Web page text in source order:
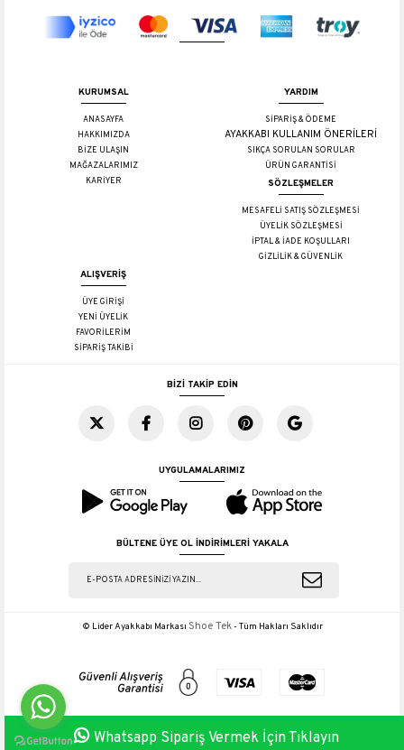
KURUMSAL
ANASAYFA
HAKKIMIZDA
BİZE ULAŞIN
MAĞAZALARIMIZ
KARİYER
YARDIM
SİPARİŞ & ÖDEME
AYAKKABI KULLANIM ÖNERİLERİ
SIKÇA SORULAN SORULAR
ÜRÜN GARANTİSİ
SÖZLEŞMELER
MESAFELİ SATIŞ SÖZLEŞMESİ
ÜYELİK SÖZLEŞMESİ
İPTAL & İADE KOŞULLARI
GİZLİLİK & GÜVENLİK
ALIŞVERİŞ
ÜYE GİRİŞİ
YENİ ÜYELİK
FAVORİLERİM
SİPARİŞ TAKİBİ
BİZİ TAKİP EDİN
UYGULAMALARIMIZ
BÜLTENE ÜYE OL İNDİRİMLERİ YAKALA
© Lider Ayakkabı Markası Shoe Tek- Tüm Hakları Saklıdır
Whatsapp Sipariş Vermek İçin Tıklayın